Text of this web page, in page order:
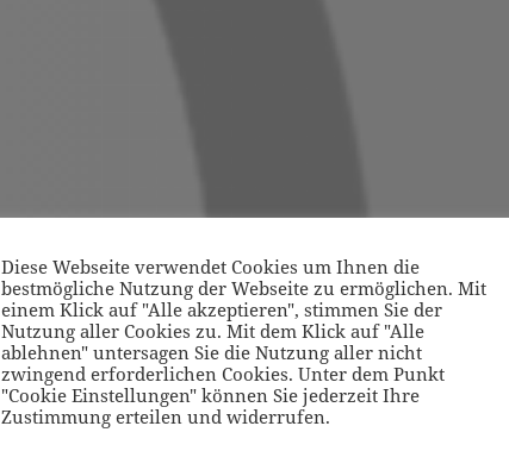
Diese Webseite verwendet Cookies um Ihnen die
bestmögliche Nutzung der Webseite zu ermöglichen. Mit
einem Klick auf "Alle akzeptieren", stimmen Sie der
Nutzung aller Cookies zu. Mit dem Klick auf "Alle
ablehnen" untersagen Sie die Nutzung aller nicht
zwingend erforderlichen Cookies. Unter dem Punkt
"Cookie Einstellungen" können Sie jederzeit Ihre
Zustimmung erteilen und widerrufen.